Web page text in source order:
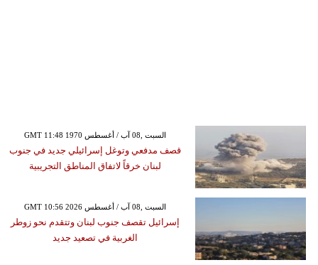
GMT 11:48 1970 السبت ,08 آب / أغسطس
قصف مدفعي وتوغل إسرائيلي جديد في جنوب
لبنان خرقاً لاتفاق المناطق التجريبية
GMT 10:56 2026 السبت ,08 آب / أغسطس
إسرائيل تقصف جنوب لبنان وتتقدم نحو زوطر
الغربية في تصعيد جديد